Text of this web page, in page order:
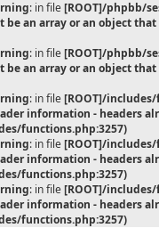
: in file[ROOT]/phpbb/
be an array or an object
: in file[ROOT]/phpbb/
be an array or an object
: in file[ROOT]/
information - headers
functions.php:3257)
: in file[ROOT]/
information - headers
functions.php:3257)
: in file[ROOT]/
information - headers
functions.php:3257)